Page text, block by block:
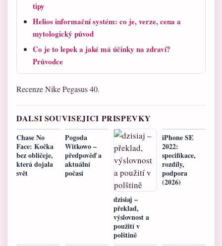
tipy
Helios informační systém: co je, verze, cena a
mytologický původ
Co je to lepek a jaké má účinky na zdraví?
Průvodce
Recenze Nike Pegasus 40.
DALSI SOUVISEJICI PRISPEVKY
Chase No
Face: Kočka
bez obličeje,
která dojala
svět
Pogoda
Witkowo –
předpověď a
aktuální
počasí
dzisiaj –
překlad,
výslovnost a
použití v
polštině
iPhone SE
2022:
specifikace,
rozdíly,
podpora
(2026)